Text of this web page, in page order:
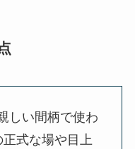
しい間柄で使わ
式な場や目上